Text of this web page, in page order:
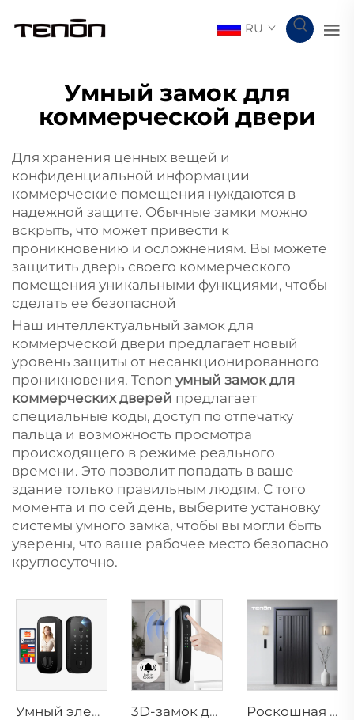
RU
Умный замок для
коммерческой двери
Для хранения ценных вещей и
конфиденциальной информации
коммерческие помещения нуждаются в
надежной защите. Обычные замки можно
вскрыть, что может привести к
проникновению и осложнениям. Вы можете
защитить дверь своего коммерческого
помещения уникальными функциями, чтобы
сделать ее безопасной
Наш интеллектуальный замок для
коммерческой двери предлагает новый
уровень защиты от несанкционированного
проникновения. Tenon умный замок для
коммерческих дверей предлагает
специальные коды, доступ по отпечатку
пальца и возможность просмотра
происходящего в режиме реального
времени. Это позволит попадать в ваше
здание только правильным людям. С того
момента и по сей день, выберите установку
системы умного замка, чтобы вы могли быть
уверены, что ваше рабочее место безопасно
круглосуточно.
Умный электронный цифровой замок с распознаванием отпечатков пальцев, вен ладони, картой для дома Tenon K10 Pro 3D-замок для лица с камерой, отпечатком пальца, паролем, венами ладони Tenon A9 Pro Роскошная алюминиевая сигнализационная умная дверь для основного входа в жилые помещения M8